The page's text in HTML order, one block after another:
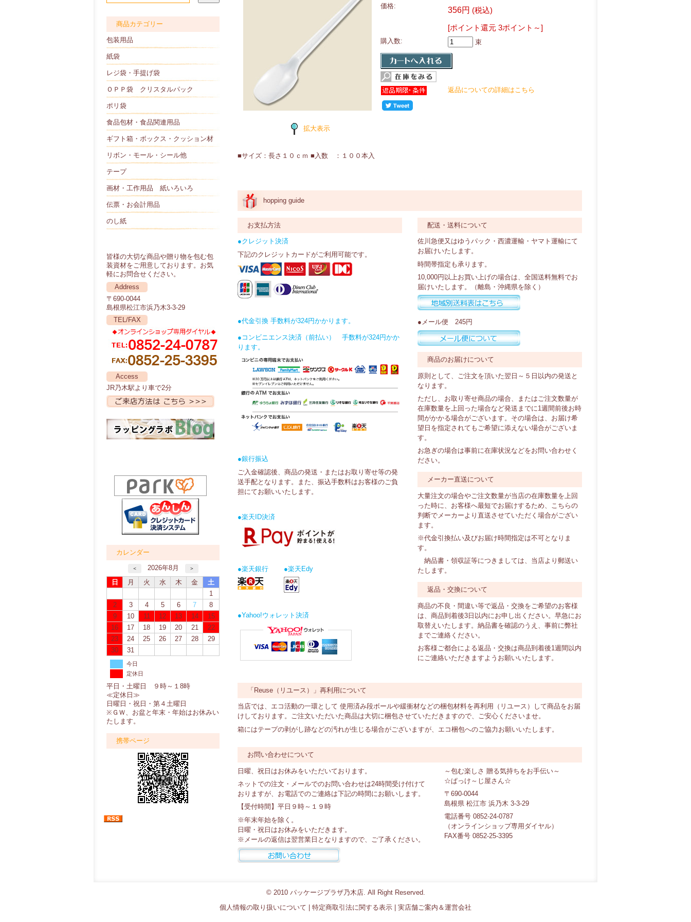
商品カテゴリー
包装用品
紙袋
レジ袋・手提げ袋
ＯＰＰ袋 クリスタルパック
ポリ袋
食品包材・食品関連用品
ギフト箱・ボックス・クッション材
リボン・モール・シール他
テープ
画材・工作用品 紙いろいろ
伝票・お会計用品
のし紙
皆様の大切な商品や贈り物を包む包
装資材をご用意しております。お気
軽にお問合せください。
Address
〒690-0044
島根県松江市浜乃木3-3-29
TEL/FAX
Access
JR乃木駅より車で2分
カレンダー
＜ 2026年8月 ＞
日 月 火 水 木 金
土
1
2
3 4 5 6 7
8
9
10 11 12 13 14
15
16
17 18 19 20 21
22
23
24 25 26 27 28
29
30
31
今日
定休日
平日・土曜日 ９時～１8時
≪定休日≫
日曜日・祝日・第４土曜日
※ＧＷ、お盆と年末・年始はお休みい
たします。
携帯ページ
拡大表示
価格: 356円 (税込)
[ポイント還元 3ポイント～]
購入数: 束
返品についての詳細はこちら
■サイズ：長さ１０ｃｍ ■入数 ：１００本入
hopping guide
お支払方法
●クレジット決済
下記のクレジットカードがご利用可能です。
●代金引換 手数料が324円かかります。
●コンビニエンス決済（前払い） 手数料が324円かか
ります。
●銀行振込
ご入金確認後、商品の発送・またはお取り寄せ等の発
送手配となります。また、振込手数料はお客様のご負
担にてお願いいたします。
●楽天ID決済
●楽天銀行 ●楽天Edy
●Yahoo!ウォレット決済
配送・送料について
佐川急便又はゆうパック・西濃運輸・ヤマト運輸にて
お届けいたします。
時間帯指定も承ります。
10,000円以上お買い上げの場合は、全国送料無料でお
届けいたします。（離島・沖縄県を除く）
●メール便 245円
商品のお届けについて
原則として、ご注文を頂いた翌日～５日以内の発送と
なります。
ただし、お取り寄せ商品の場合、またはご注文数量が
在庫数量を上回った場合など発送までに1週間前後お時
間がかかる場合がございます。その場合は、お届け希
望日を指定されてもご希望に添えない場合がございま
す。
お急ぎの場合は事前に在庫状況などをお問い合わせく
ださい。
メーカー直送について
大量注文の場合やご注文数量が当店の在庫数量を上回
った時に、お客様へ最短でお届けするため、こちらの
判断でメーカーより直送させていただく場合がござい
ます。
※代金引換払い及びお届け時間指定は不可となりま
す。
納品書・領収証等につきましては、当店より郵送い
たします。
返品・交換について
商品の不良・間違い等で返品・交換をご希望のお客様
は、商品到着後3日以内にお申し出ください。早急にお
取替えいたします。納品書を確認のうえ、事前に弊社
までご連絡ください。
お客様ご都合による返品・交換は商品到着後1週間以内
にご連絡いただきますようお願いいたします。
「Reuse（リユース）」再利用について
当店では、エコ活動の一環として 使用済み段ボールや緩衝材などの梱包材料を再利用（リユース）して商品をお届
けしております。ご注文いただいた商品は大切に梱包させていただきますので、ご安心くださいませ。
箱にはテープの剥がし跡などの汚れが生じる場合がございますが、エコ梱包へのご協力お願いいたします。
お問い合わせについて
日曜、祝日はお休みをいただいております。
ネットでの注文・メールでのお問い合わせは24時間受け付けて
おりますが、お電話でのご連絡は下記の時間にお願いします。
【受付時間】平日９時～１９時
※年末年始を除く。
日曜・祝日はお休みをいただきます。
※メールの返信は翌営業日となりますので、ご了承ください。
～包む楽しさ 贈る気持ちをお手伝い～
☆ぱっけ～じ屋さん☆
〒690-0044
島根県 松江市 浜乃木 3-3-29
電話番号 0852-24-0787
（オンラインショップ専用ダイヤル）
FAX番号 0852-25-3395
© 2010 パッケージプラザ乃木店. All Right Reserved.
個人情報の取り扱いについて
特定商取引法に関する表示 実店舗ご案内＆運営会社